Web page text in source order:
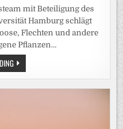
mit Beteiligung des
Hamburg schlägt
Flechten und andere
Pflanzen…
NEUER
INDEX
VERBESSERT